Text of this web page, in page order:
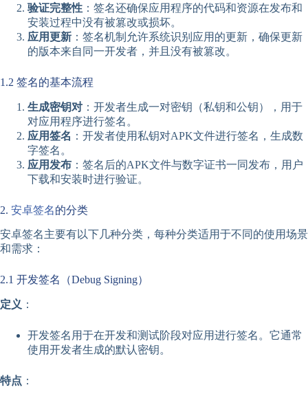
验证完整性 ：签名还确保应用程序的代码和资源在发布和
安装过程中没有被篡改或损坏。
应用更新 ：签名机制允许系统识别应用的更新，确保更新
的版本来自同一开发者，并且没有被篡改。
1.2 签名的基本流程
生成密钥对 ：开发者生成一对密钥（私钥和公钥），用于
对应用程序进行签名。
应用签名 ：开发者使用私钥对APK文件进行签名，生成数
字签名。
应用发布 ：签名后的APK文件与数字证书一同发布，用户
下载和安装时进行验证。
2. 安卓签名的分类
安卓签名主要有以下几种分类，每种分类适用于不同的使用场景
和需求：
2.1 开发签名（Debug Signing）
定义 ：
开发签名用于在开发和测试阶段对应用进行签名。它通常
使用开发者生成的默认密钥。
特点 ：